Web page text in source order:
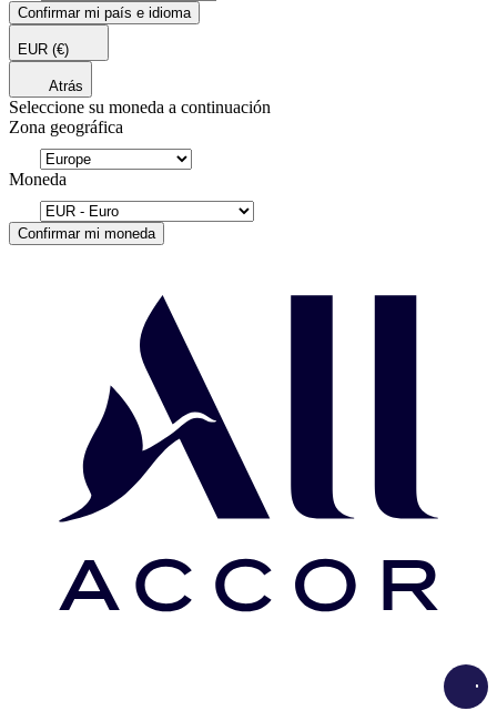
Confirmar mi país e idioma
EUR (€)
Atrás
Seleccione su moneda a continuación
Zona geográfica
Moneda
Confirmar mi moneda